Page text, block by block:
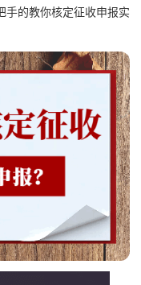
手的教你核定征收申报实